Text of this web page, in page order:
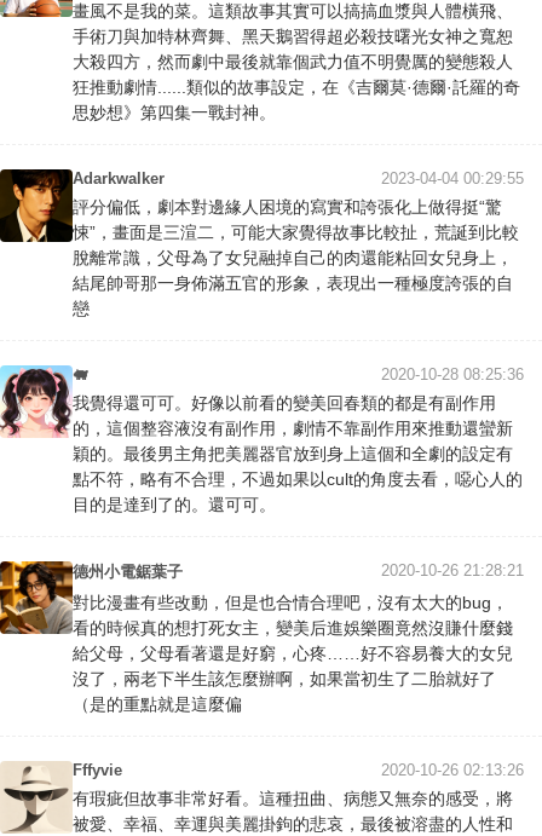
畫風不是我的菜。這類故事其實可以搞搞血漿與人體橫飛、
手術刀與加特林齊舞、黑天鵝習得超必殺技曙光女神之寬恕
大殺四方，然而劇中最後就靠個武力值不明覺厲的變態殺人
狂推動劇情......類似的故事設定，在《吉爾莫·德爾·託羅的奇
思妙想》第四集一戰封神。
Adarkwalker 2023-04-04 00:29:55
評分偏低，劇本對邊緣人困境的寫實和誇張化上做得挺“驚
悚”，畫面是三渲二，可能大家覺得故事比較扯，荒誕到比較
脫離常識，父母為了女兒融掉自己的肉還能粘回女兒身上，
結尾帥哥那一身佈滿五官的形象，表現出一種極度誇張的自
戀
🐖 2020-10-28 08:25:36
我覺得還可可。好像以前看的變美回春類的都是有副作用
的，這個整容液沒有副作用，劇情不靠副作用來推動還蠻新
穎的。最後男主角把美麗器官放到身上這個和全劇的設定有
點不符，略有不合理，不過如果以cult的角度去看，噁心人的
目的是達到了的。還可可。
德州小電鋸葉子 2020-10-26 21:28:21
對比漫畫有些改動，但是也合情合理吧，沒有太大的bug，
看的時候真的想打死女主，變美后進娛樂圈竟然沒賺什麼錢
給父母，父母看著還是好窮，心疼……好不容易養大的女兒
沒了，兩老下半生該怎麼辦啊，如果當初生了二胎就好了
（是的重點就是這麼偏
Fffyvie 2020-10-26 02:13:26
有瑕疵但故事非常好看。這種扭曲、病態又無奈的感受，將
被愛、幸福、幸運與美麗掛鉤的悲哀，最後被溶盡的人性和